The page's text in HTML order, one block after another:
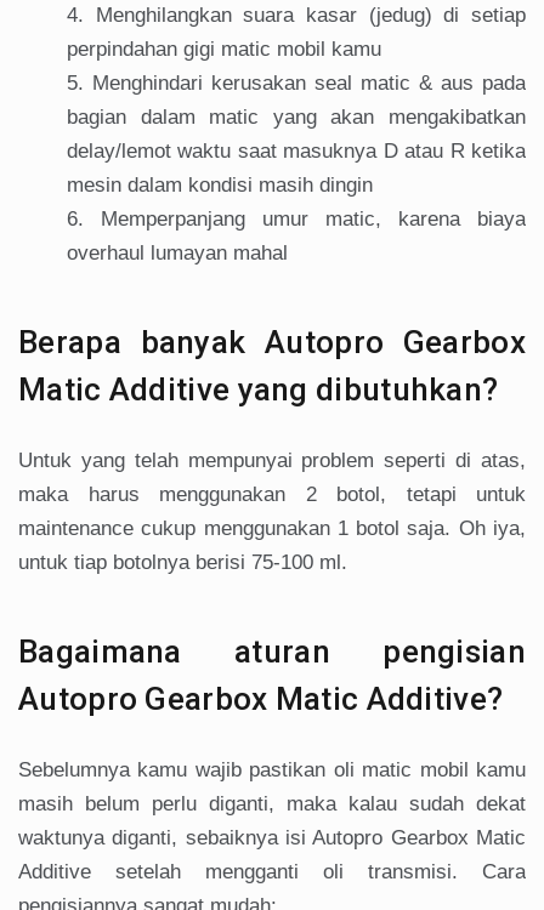
Menghilangkan suara kasar (jedug) di setiap
perpindahan gigi matic mobil kamu
Menghindari kerusakan seal matic & aus pada
bagian dalam matic yang akan mengakibatkan
delay/lemot waktu saat masuknya D atau R ketika
mesin dalam kondisi masih dingin
Memperpanjang umur matic, karena biaya
overhaul lumayan mahal
Berapa banyak Autopro Gearbox
Matic Additive yang dibutuhkan?
Untuk yang telah mempunyai problem seperti di atas,
maka harus menggunakan 2 botol, tetapi untuk
maintenance cukup menggunakan 1 botol saja. Oh iya,
untuk tiap botolnya berisi 75-100 ml.
Bagaimana aturan pengisian
Autopro Gearbox Matic Additive?
Sebelumnya kamu wajib pastikan oli matic mobil kamu
masih belum perlu diganti, maka kalau sudah dekat
waktunya diganti, sebaiknya isi Autopro Gearbox Matic
Additive setelah mengganti oli transmisi. Cara